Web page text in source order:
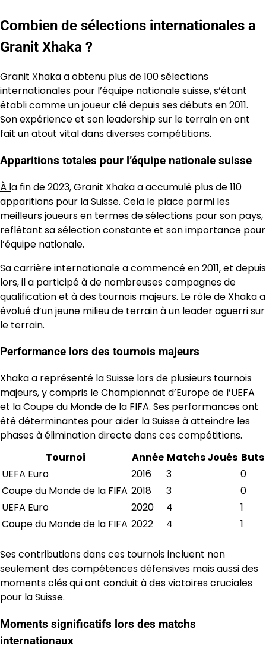
Combien de sélections internationales a
Granit Xhaka ?
Granit Xhaka a obtenu plus de 100 sélections
internationales pour l’équipe nationale suisse, s’étant
établi comme un joueur clé depuis ses débuts en 2011.
Son expérience et son leadership sur le terrain en ont
fait un atout vital dans diverses compétitions.
Apparitions totales pour l’équipe nationale suisse
À la fin de 2023, Granit Xhaka a accumulé plus de 110
apparitions pour la Suisse. Cela le place parmi les
meilleurs joueurs en termes de sélections pour son pays,
reflétant sa sélection constante et son importance pour
l’équipe nationale.
Sa carrière internationale a commencé en 2011, et depuis
lors, il a participé à de nombreuses campagnes de
qualification et à des tournois majeurs. Le rôle de Xhaka a
évolué d’un jeune milieu de terrain à un leader aguerri sur
le terrain.
Performance lors des tournois majeurs
Xhaka a représenté la Suisse lors de plusieurs tournois
majeurs, y compris le Championnat d’Europe de l’UEFA
et la Coupe du Monde de la FIFA. Ses performances ont
été déterminantes pour aider la Suisse à atteindre les
phases à élimination directe dans ces compétitions.
Tournoi
Année Matchs Joués Buts
UEFA Euro
2016 3
0
Coupe du Monde de la FIFA 2018 3
0
UEFA Euro
2020 4
1
Coupe du Monde de la FIFA 2022 4 1
Ses contributions dans ces tournois incluent non
seulement des compétences défensives mais aussi des
moments clés qui ont conduit à des victoires cruciales
pour la Suisse.
Moments significatifs lors des matchs
internationaux